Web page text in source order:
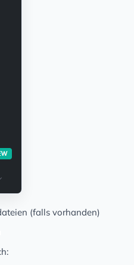
(falls vorhanden)